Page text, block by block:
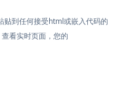
到任何接受html或嵌入代码的
看实时页面，您的